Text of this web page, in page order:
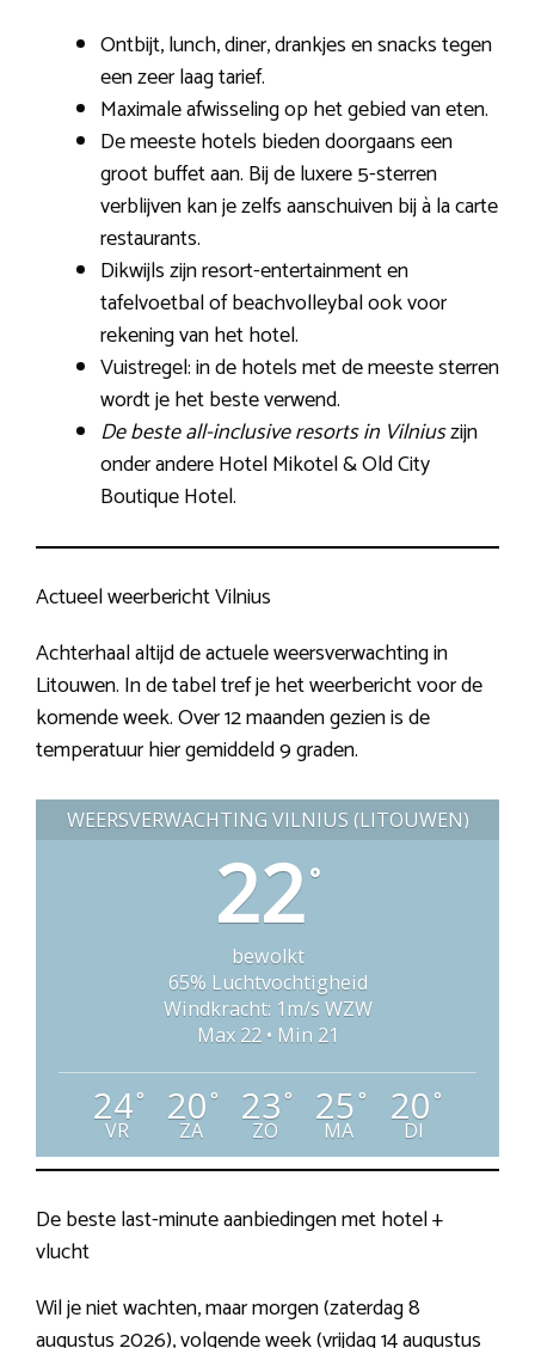
Ontbijt, lunch, diner, drankjes en snacks tegen
een zeer laag tarief.
Maximale afwisseling op het gebied van eten.
De meeste hotels bieden doorgaans een
groot buffet aan. Bij de luxere 5-sterren
verblijven kan je zelfs aanschuiven bij à la carte
restaurants.
Dikwijls zijn resort-entertainment en
tafelvoetbal of beachvolleybal ook voor
rekening van het hotel.
Vuistregel: in de hotels met de meeste sterren
wordt je het beste verwend.
De beste all-inclusive resorts in Vilniuszijn
onder andere Hotel Mikotel & Old City
Boutique Hotel.
Actueel weerbericht Vilnius
Achterhaal altijd de actuele weersverwachting in
Litouwen. In de tabel tref je het weerbericht voor de
komende week. Over 12 maanden gezien is de
temperatuur hier gemiddeld 9 graden.
WEERSVERWACHTING VILNIUS (LITOUWEN)
22°
bewolkt
65% Luchtvochtigheid
Windkracht: 1m/s WZW
Max 22 • Min 21
24°
VR
20°
ZA
23°
ZO
25°
MA
20°
DI
De beste last-minute aanbiedingen met hotel +
vlucht
Wil je niet wachten, maar morgen (zaterdag 8
augustus 2026), volgende week (vrijdag 14 augustus